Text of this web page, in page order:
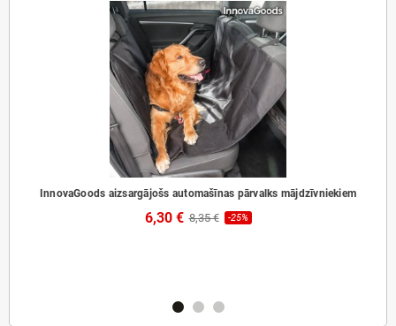
InnovaGoods aizsargājošs automašīnas pārvalks mājdzīvniekiem
6,30 € 8,35 € -25%